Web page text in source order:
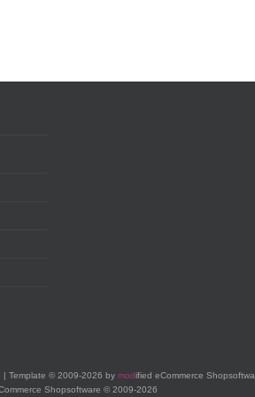
| Template © 2009-2026 by modified eCommerce
Shopsoftware © 2009-2026